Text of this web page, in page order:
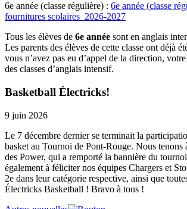
6e année (classe régulière) : 6e année (classe
fournitures scolaires_2026-2027
Tous les élèves de 6e année sont en anglais
Les parents des élèves de cette classe ont déjà
vous n’avez pas eu d’appel de la direction,
des classes d’anglais intensif.
Basketball Électricks!
9 juin 2026
Le 7 décembre dernier se terminait la
basket au Tournoi de Pont-Rouge. Nous tenons
des Power, qui a remporté la bannière du
également à féliciter nos équipes Chargers et
2e dans leur catégorie respective, ainsi que
Électricks Basketball ! Bravo à tous !